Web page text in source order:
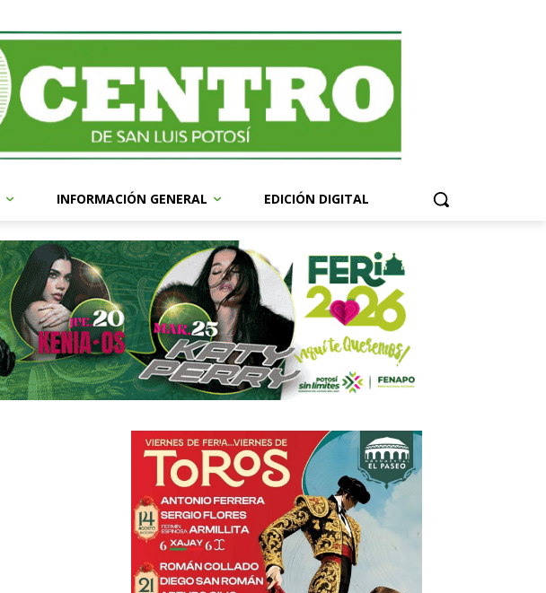
INFORMACIÓN GENERAL EDICIÓN DIGITAL